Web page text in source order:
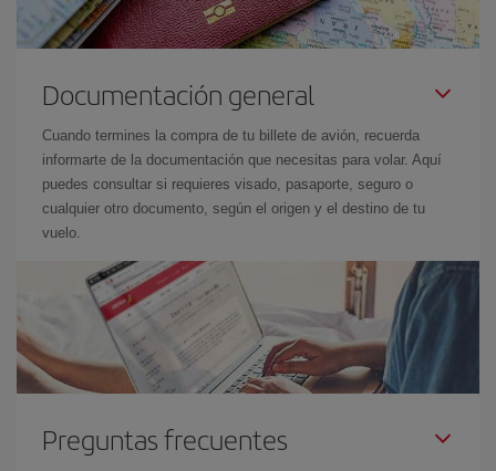
Documentación general
Cuando termines la compra de tu billete de avión, recuerda
informarte de la documentación que necesitas para volar. Aquí
puedes consultar si requieres visado, pasaporte, seguro o
cualquier otro documento, según el origen y el destino de tu
vuelo.
Preguntas frecuentes